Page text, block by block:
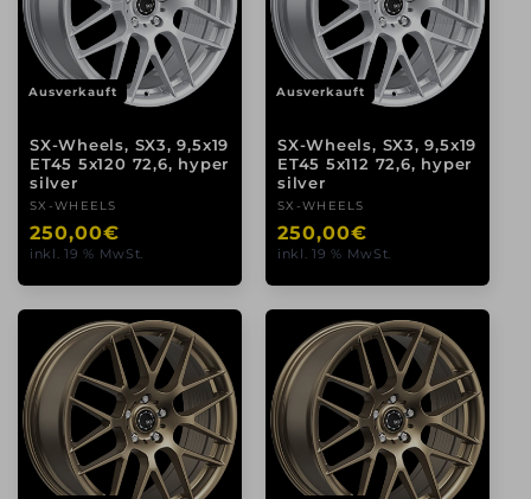
Ausverkauft
SX-Wheels, SX3, 9,5x19
ET45 5x120 72,6, hyper
silver
Anbieter:
SX-WHEELS
Normaler
Preis
250,00€
inkl. 19 % MwSt.
Ausverkauft
SX-Wheels, SX3, 9,5x19
ET45 5x112 72,6, hyper
silver
Anbieter:
SX-WHEELS
Normaler
Preis
250,00€
inkl. 19 % MwSt.